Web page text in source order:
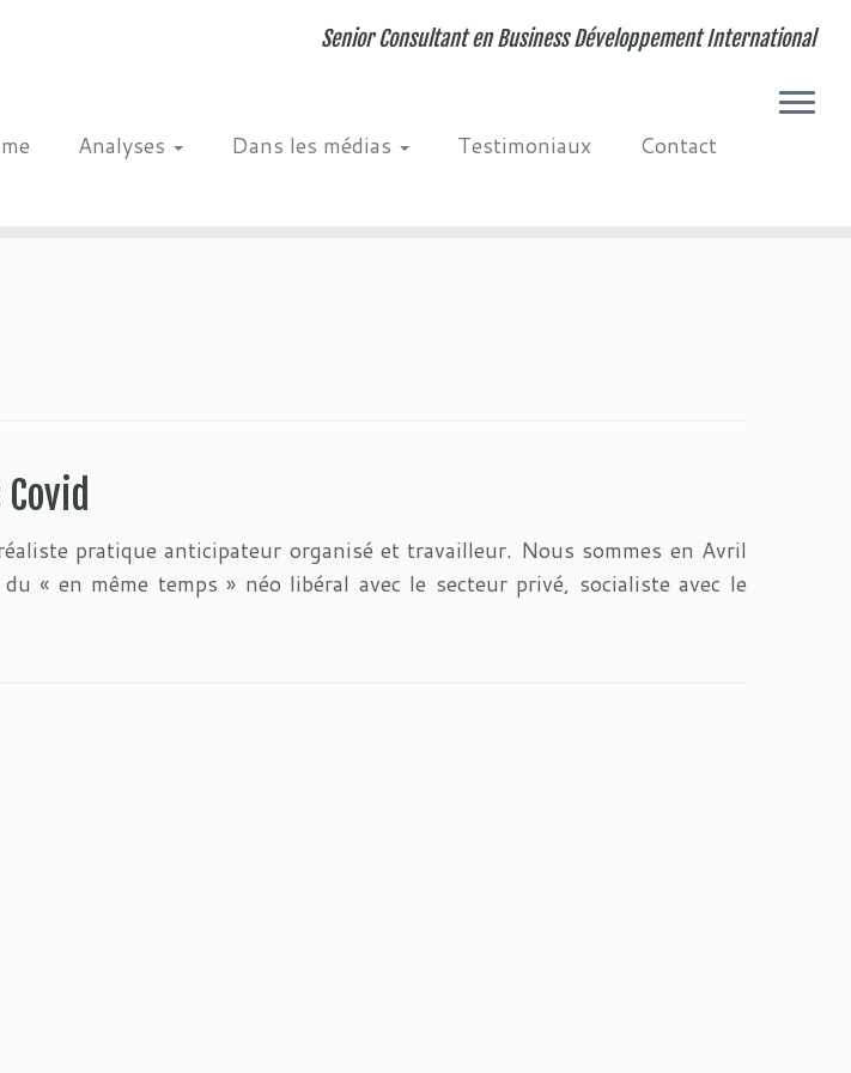
Senior Consultant en Business Développement International
Analyses Dans les médias Testimoniaux
Contact
pratique anticipateur organisé et travailleur. Nous sommes en Avril
« en même temps » néo libéral avec le secteur privé, socialiste avec le